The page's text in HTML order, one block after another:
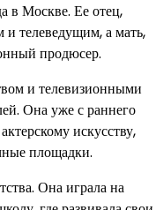
в Москве. Ее отец,
телеведущим, а мать,
продюсер.
и телевизионными
Она уже с раннего
искусству,
площадки.
Она играла на